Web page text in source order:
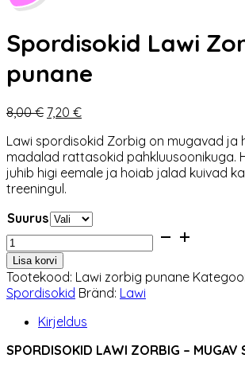
Spordisokid Lawi
punane
8,00€ Algne
oli:
8,00 €.
7,20 €Praegune
on:
7,20 €.
Lawi spordisokid Zorbig on mugavad ja
madalad rattasokid pahkluusoonikuga.
juhib higi eemale ja hoiab jalad kuivad
treeningul.
Suurus
Spordisokid
Lawi
Zorbig
punane
kogus
Lisa korvi
Tootekood: Lawi zorbig punane
Spordisokid Bränd: Lawi
Kirjeldus
SPORDISOKID LAWI ZORBIG – MUGAV